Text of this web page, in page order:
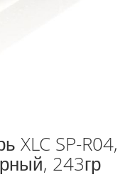
XLC SP-R04,
243гр